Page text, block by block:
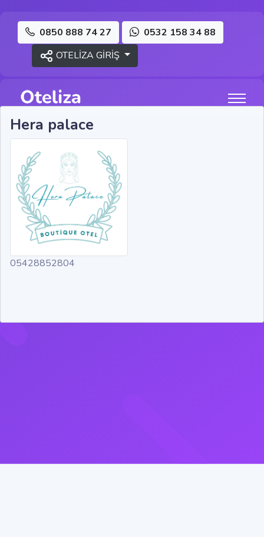
0850 888 74 27
0532 158 34 88
OTELİZA GİRİŞ
Hera palace
05428852804